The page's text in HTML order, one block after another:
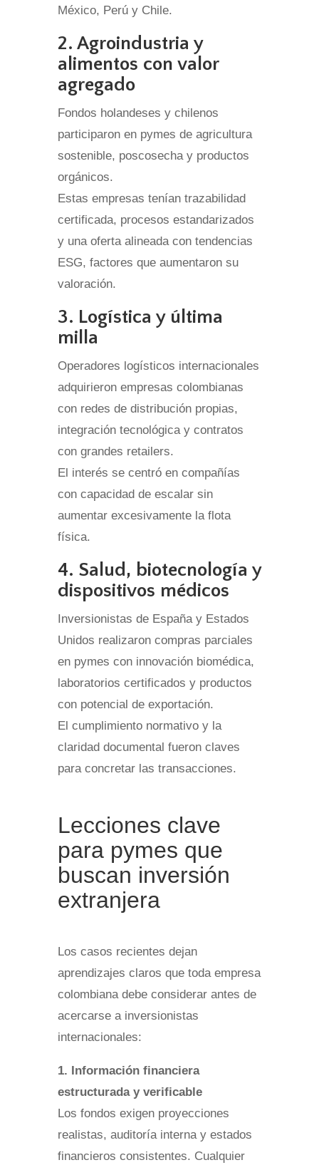
México, Perú y Chile.
2. Agroindustria y
alimentos con valor
agregado
Fondos holandeses y chilenos
participaron en pymes de agricultura
sostenible, poscosecha y productos
orgánicos.
Estas empresas tenían trazabilidad
certificada, procesos estandarizados
y una oferta alineada con tendencias
ESG, factores que aumentaron su
valoración.
3. Logística y última
milla
Operadores logísticos internacionales
adquirieron empresas colombianas
con redes de distribución propias,
integración tecnológica y contratos
con grandes retailers.
El interés se centró en compañías
con capacidad de escalar sin
aumentar excesivamente la flota
física.
4. Salud, biotecnología y
dispositivos médicos
Inversionistas de España y Estados
Unidos realizaron compras parciales
en pymes con innovación biomédica,
laboratorios certificados y productos
con potencial de exportación.
El cumplimiento normativo y la
claridad documental fueron claves
para concretar las transacciones.
Lecciones clave
para pymes que
buscan inversión
extranjera
Los casos recientes dejan
aprendizajes claros que toda empresa
colombiana debe considerar antes de
acercarse a inversionistas
internacionales:
1. Información financiera
estructurada y verificable
Los fondos exigen proyecciones
realistas, auditoría interna y estados
financieros consistentes. Cualquier